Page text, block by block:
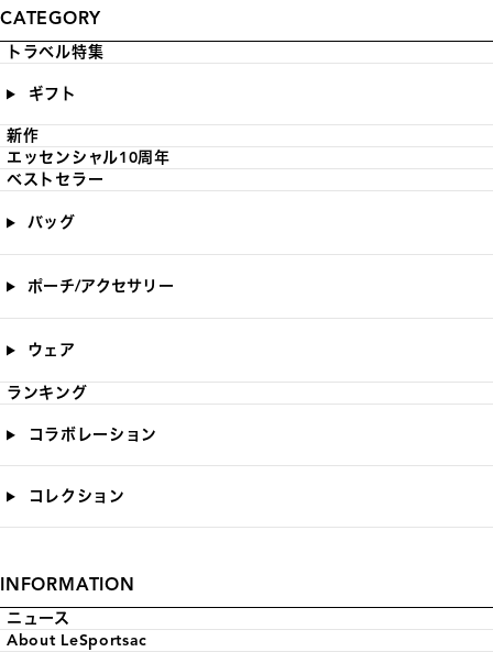
CATEGORY
トラベル特集
ギフト
新作
エッセンシャル10周年
ベストセラー
バッグ
ポーチ/アクセサリー
ウェア
ランキング
コラボレーション
コレクション
INFORMATION
ニュース
About LeSportsac